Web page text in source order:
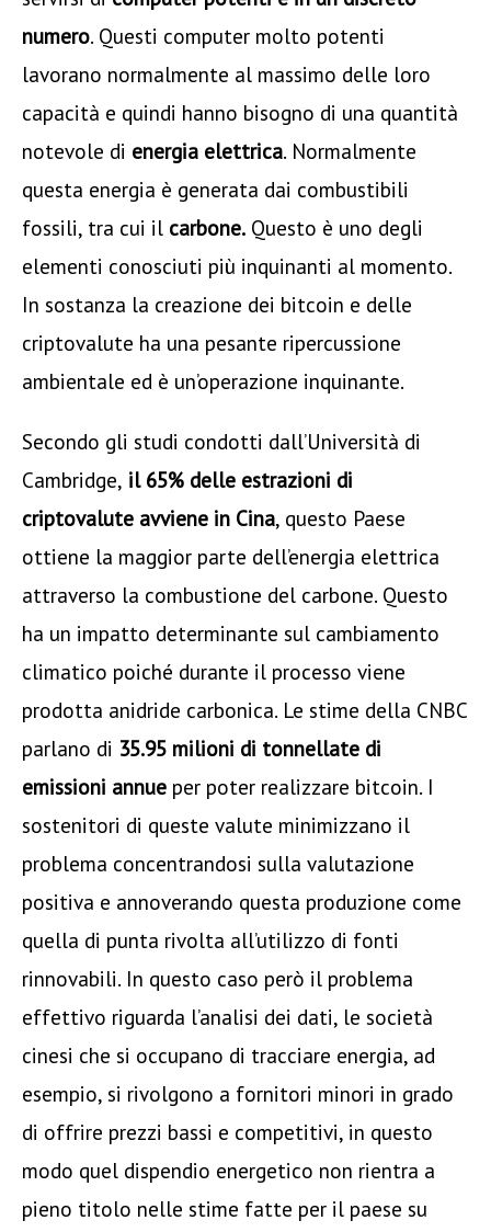
numero. Questi computer molto potenti
lavorano normalmente al massimo delle loro
capacità e quindi hanno bisogno di una quantità
notevole di energia elettrica. Normalmente
questa energia è generata dai combustibili
fossili, tra cui il carbone. Questo è uno degli
elementi conosciuti più inquinanti al momento.
In sostanza la creazione dei bitcoin e delle
criptovalute ha una pesante ripercussione
ambientale ed è un’operazione inquinante.
Secondo gli studi condotti dall’Università di
Cambridge, il 65% delle estrazioni di
criptovalute avviene in Cina, questo Paese
ottiene la maggior parte dell’energia elettrica
attraverso la combustione del carbone. Questo
ha un impatto determinante sul cambiamento
climatico poiché durante il processo viene
prodotta anidride carbonica. Le stime della CNBC
parlano di 35.95 milioni di tonnellate di
emissioni annue per poter realizzare bitcoin. I
sostenitori di queste valute minimizzano il
problema concentrandosi sulla valutazione
positiva e annoverando questa produzione come
quella di punta rivolta all’utilizzo di fonti
rinnovabili. In questo caso però il problema
effettivo riguarda l’analisi dei dati, le società
cinesi che si occupano di tracciare energia, ad
esempio, si rivolgono a fornitori minori in grado
di offrire prezzi bassi e competitivi, in questo
modo quel dispendio energetico non rientra a
pieno titolo nelle stime fatte per il paese su